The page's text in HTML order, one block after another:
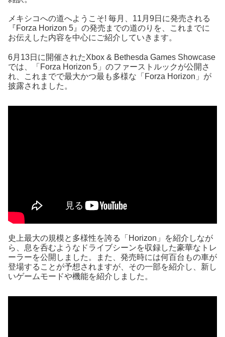
メキシコへの道へようこそ! 毎月、11月9日に発売される
『Forza Horizon 5』の発売までの道のりを、これまでに
お伝えした内容を中心にご紹介していきます。
6月13日に開催されたXbox & Bethesda Games Showcase
では、「Forza Horizon 5」のファーストルックが公開さ
れ、これまでで最大かつ最も多様な「Forza Horizon」が
披露されました。
史上最大の規模と多様性を誇る「Horizon」を紹介しなが
ら、息を呑むようなドライブシーンを収録した豪華なトレ
ーラーを公開しました。また、発売時には何百台もの車が
登場することが予想されますが、その一部を紹介し、新し
いゲームモードや機能を紹介しました。